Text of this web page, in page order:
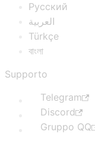
Русский
العربية
Türkçe
বাংলা
Supporto
Telegram
Discord
Gruppo QQ